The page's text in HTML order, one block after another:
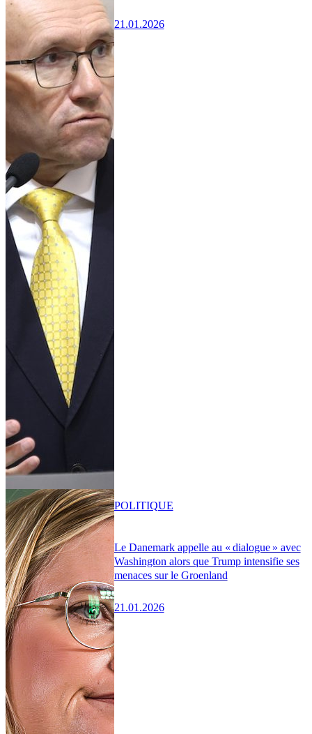
21.01.2026
Le Danemark appelle au « dialogue » avec
Washington alors que Trump intensifie ses
menaces sur le Groenland
21.01.2026
POLITIQUE